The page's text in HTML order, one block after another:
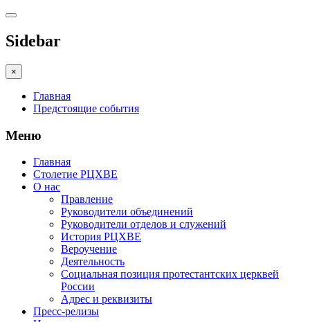
Sidebar
×
Главная
Предстоящие события
Меню
Главная
Столетие РЦХВЕ
О нас
Правление
Руководители объединений
Руководители отделов и служений
История РЦХВЕ
Вероучение
Деятельность
Социальная позиция протестантских церквей
России
Адрес и реквизиты
Пресс-релизы